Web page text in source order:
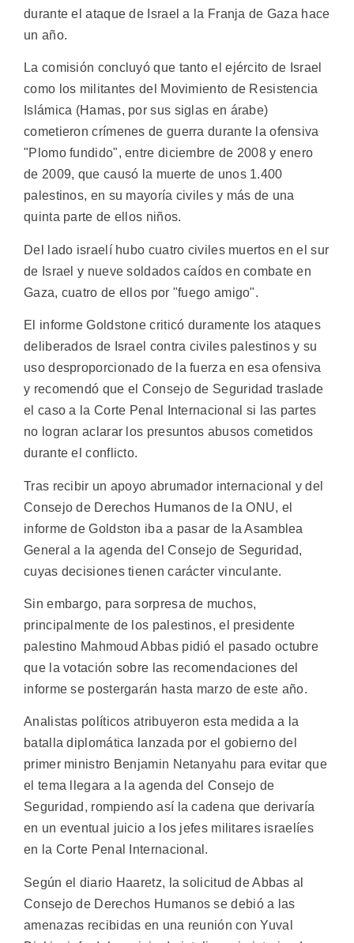
durante el ataque de Israel a la Franja de Gaza hace
un año.
La comisión concluyó que tanto el ejército de Israel
como los militantes del Movimiento de Resistencia
Islámica (Hamas, por sus siglas en árabe)
cometieron crímenes de guerra durante la ofensiva
"Plomo fundido", entre diciembre de 2008 y enero
de 2009, que causó la muerte de unos 1.400
palestinos, en su mayoría civiles y más de una
quinta parte de ellos niños.
Del lado israelí hubo cuatro civiles muertos en el sur
de Israel y nueve soldados caídos en combate en
Gaza, cuatro de ellos por "fuego amigo".
El informe Goldstone criticó duramente los ataques
deliberados de Israel contra civiles palestinos y su
uso desproporcionado de la fuerza en esa ofensiva
y recomendó que el Consejo de Seguridad traslade
el caso a la Corte Penal Internacional si las partes
no logran aclarar los presuntos abusos cometidos
durante el conflicto.
Tras recibir un apoyo abrumador internacional y del
Consejo de Derechos Humanos de la ONU, el
informe de Goldston iba a pasar de la Asamblea
General a la agenda del Consejo de Seguridad,
cuyas decisiones tienen carácter vinculante.
Sin embargo, para sorpresa de muchos,
principalmente de los palestinos, el presidente
palestino Mahmoud Abbas pidió el pasado octubre
que la votación sobre las recomendaciones del
informe se postergarán hasta marzo de este año.
Analistas políticos atribuyeron esta medida a la
batalla diplomática lanzada por el gobierno del
primer ministro Benjamin Netanyahu para evitar que
el tema llegara a la agenda del Consejo de
Seguridad, rompiendo así la cadena que derivaría
en un eventual juicio a los jefes militares israelíes
en la Corte Penal Internacional.
Según el diario Haaretz, la solicitud de Abbas al
Consejo de Derechos Humanos se debió a las
amenazas recibidas en una reunión con Yuval